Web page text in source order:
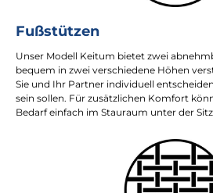
Fußstützen
Unser Modell Keitum bietet zwei
bequem in zwei verschiedene Höhen
Sie und Ihr Partner individuell
sein sollen. Für zusätzlichen Komfort
Bedarf einfach im Stauraum unter der